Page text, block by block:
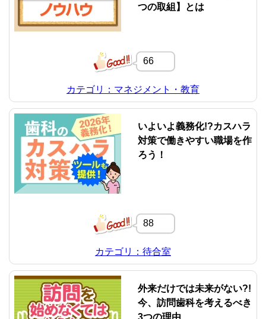
つの取組】とは
66
カテゴリ：マネジメント・教育
いよいよ義務化!?カスハラ
対策で働きやすい職場を作
ろう！
88
カテゴリ：待合室
外来だけでは未来がない?!
今、訪問歯科を考えるべき